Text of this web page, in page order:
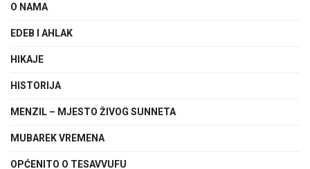
O NAMA
EDEB I AHLAK
HIKAJE
HISTORIJA
MENZIL – MJESTO ŽIVOG SUNNETA
MUBAREK VREMENA
OPĆENITO O TESAVVUFU